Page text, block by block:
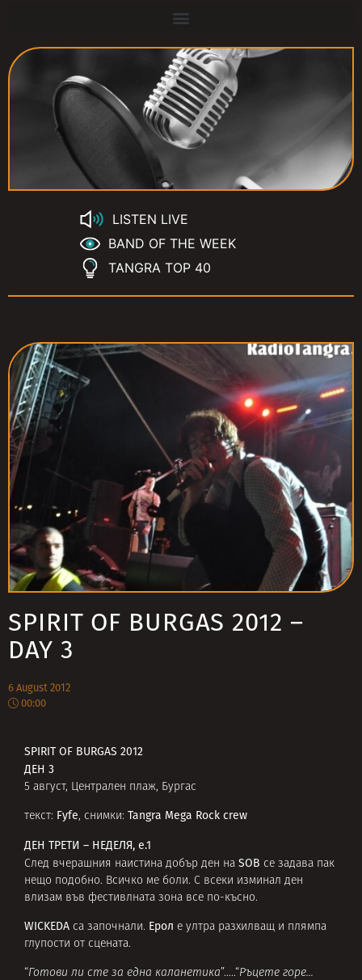
LISTEN LIVE
BAND OF THE WEEK
TANGRA TOP 40
SPIRIT OF BURGAS 2012 –
DAY 3
6 August 2012
00:00
SPIRIT OF BURGAS 2012
ДЕН 3
5 август, Централен плаж, Бургас
текст: Fyfe, снимки: Tangra Mega Rock crew
ДЕН ТРЕТИ – НЕДЕЛЯ, е.1
След вчерашния наистина добър ден на SOB се задава пак
нещо подобно. Всичко ме боли. С всeки изминал ден
влизам във фестивлната зона все по-късно.
WICKEDA са започнали. Ерол е ултра разхилващ и плямпа
глупости от сцената.
“Готови ли сте за една каланетика”…..“Ръцете горе…